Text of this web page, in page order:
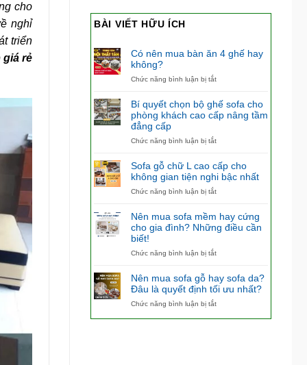
cho
nghỉ
triển
giá rẻ
BÀI VIẾT HỮU ÍCH
Có nên mua bàn ăn 4 ghế hay
không?
Chức năng bình luận bị tắtở
nên
mua
bàn
4
hay
không?
Bí quyết chọn bộ ghế sofa cho
phòng khách cao cấp nâng tầm
đẳng cấp
Chức năng bình luận bị tắtở
quyết
chọn
bộ
ghế
cho
phòng
khách
cấp
đẳng
cấp
Sofa gỗ chữ L cao cấp cho
không gian tiện nghi bậc nhất
Chức năng bình luận bị tắtở
chữ
L
cấp
gian
tiện
nghi
Nên mua sofa mềm hay cứng
cho gia đình? Những điều cần
biết!
Chức năng bình luận bị tắtở
sofa
mềm
hay
Nên mua sofa gỗ hay sofa da?
Đâu là quyết định tối ưu nhất?
Chức năng bình luận bị tắtở